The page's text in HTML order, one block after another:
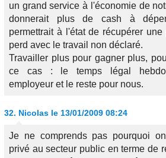
un grand service à l'économie de
donnerait plus de cash à
permettrait à l'état de récupérer
perd avec le travail non déclaré.
Travailler plus pour gagner plus,
ce cas : le temps légal
employeur et le reste pour nous.
32. Nicolas le 13/01/2009 08:24
Je ne comprends pas pourquoi
privé au secteur public en terme de